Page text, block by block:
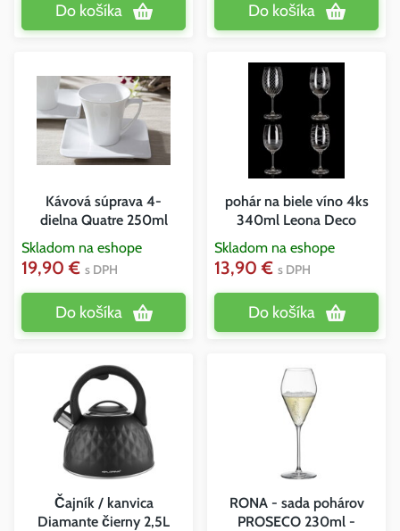
Do košíka Do košíka
Kávová súprava 4-
dielna Quatre 250ml
Skladom na eshope
19,90 € s DPH
Do košíka
pohár na biele víno 4ks
340ml Leona Deco
Skladom na eshope
13,90 € s DPH
Do košíka
Čajník / kanvica
Diamante čierny 2,5L
RONA - sada pohárov
PROSECO 230ml -